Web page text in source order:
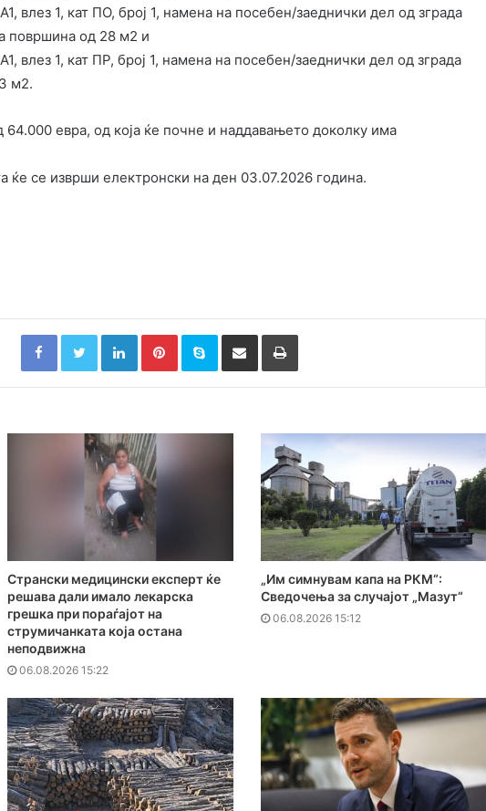
влез 1, кат ПО, број 1, намена на посебен/заеднички дел од зграда
површина од 28 м2 и
влез 1, кат ПР, број 1, намена на посебен/заеднички дел од зграда
м2.
евра, од која ќе почне и наддавањето доколку има
ќе се изврши електронски на ден 03.07.2026 година.
FacebookTwitterLinkedInPinterestSkype Сподели преку Е-маил Испринтај
Странски медицински експерт ќе
решава дали имало лекарска
грешка при пораѓајот на
струмичанката која остана
неподвижна
06.08.2026 15:22
„Им симнувам капа на РКМ“:
Сведочења за случајот „Мазут“
06.08.2026 15:12